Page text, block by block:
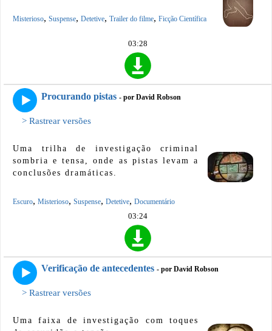
Misterioso, Suspense, Detetive, Trailer do filme, Ficção Científica
03:28
Procurando pistas - por David Robson
> Rastrear versões
Uma trilha de investigação criminal
sombria e tensa, onde as pistas levam a
conclusões dramáticas.
Escuro, Misterioso, Suspense, Detetive, Documentário
03:24
Verificação de antecedentes - por David Robson
> Rastrear versões
Uma faixa de investigação com toques